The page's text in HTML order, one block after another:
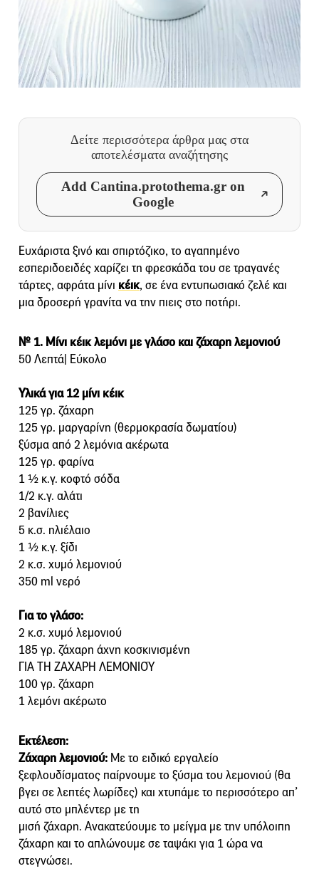
Δείτε περισσότερα άρθρα μας στα
αποτελέσματα αναζήτησης
Add Cantina.protothema.gr on
Google
Ευχάριστα ξινό και σπιρτόζικο, το αγαπημένο
εσπεριδοειδές χαρίζει τη φρεσκάδα του σε τραγανές
τάρτες, αφράτα μίνι κέικ, σε ένα εντυπωσιακό ζελέ και
μια δροσερή γρανίτα να την πιεις στο ποτήρι.
№ 1. Μίνι κέικ λεμόνι με γλάσο και ζάχαρη λεμονιού
50 Λεπτά| Εύκολο
Υλικά για 12 μίνι κέικ
125 γρ. ζάχαρη
125 γρ. µαργαρίνη (θερµοκρασία δωµατίου)
ξύσµα από 2 λεµόνια ακέρωτα
125 γρ. φαρίνα
1 ½ κ.γ. κοφτό σόδα
1/2 κ.γ. αλάτι
2 βανίλιες
5 κ.σ. ηλιέλαιο
1 ½ κ.γ. ξίδι
2 κ.σ. χυµό λεµονιού
350 ml νερό
Για το γλάσο:
2 κ.σ. χυµό λεµονιού
185 γρ. ζάχαρη άχνη κοσκινισμένη
ΓΙΑ ΤΗ ΖΑΧΑΡΗ ΛΕΜΟΝΙΟΎ
100 γρ. ζάχαρη
1 λεµόνι ακέρωτο
Εκτέλεση:
Ζάχαρη λεμονιού: Με το ειδικό εργαλείο
ξεφλουδίσματος παίρνουμε το ξύσµα του λεμονιού (θα
βγει σε λεπτές λωρίδες) και χτυπάμε το περισσότερο απ’
αυτό στο µπλέντερ µε τη
µισή ζάχαρη. Ανακατεύουμε το µείγµα µε την υπόλοιπη
ζάχαρη και το απλώνουμε σε ταψάκι για 1 ώρα να
στεγνώσει.